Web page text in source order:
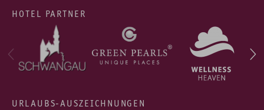
HOTEL PARTNER
URLAUBS-AUSZEICHNUNGEN